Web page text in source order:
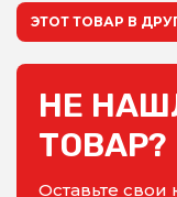
ЭТОТ ТОВАР В
НЕ
ТОВАР?
Оставьте